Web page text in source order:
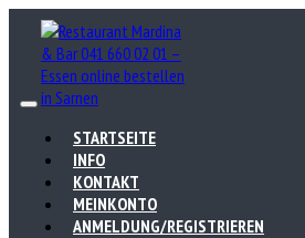
STARTSEITE
INFO
KONTAKT
MEINKONTO
ANMELDUNG/REGISTRIEREN